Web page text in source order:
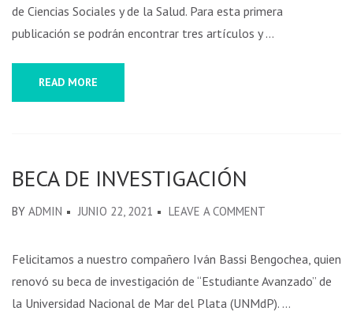
de Ciencias Sociales y de la Salud. Para esta primera
publicación se podrán encontrar tres artículos y …
READ MORE
BECA DE INVESTIGACIÓN
BY ADMIN JUNIO 22, 2021 LEAVE A COMMENT
Felicitamos a nuestro compañero Iván Bassi Bengochea, quien
renovó su beca de investigación de “Estudiante Avanzado” de
la Universidad Nacional de Mar del Plata (UNMdP). …